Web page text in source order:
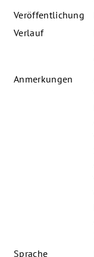
Veröffentlichung
Verlauf
Anmerkungen
Sprache